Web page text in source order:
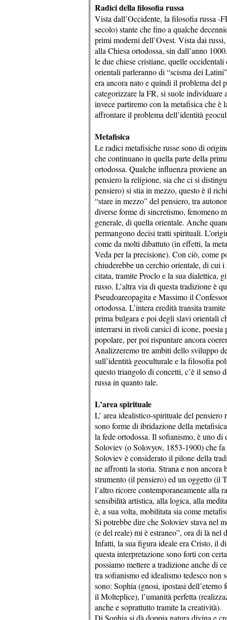
Radici della filosofia russa
Vista dall’Occidente, la filosofia russa
secolo) stante che fino a qualche
primi moderni dell’Ovest. Vista dai
alla Chiesa ortodossa, sin dall’anno
le due chiese cristiane, quelle
orientali parleranno di “scisma dei
era ancora nato e quindi il problema del
categorizzare la FR, si suole
invece partiremo con la metafisica che è
affrontare il problema dell’identità
Metafisica
Le radici metafisiche russe sono di
che continuano in quella parte della
ortodossa. Qualche influenza proviene
pensiero la religione, sia che ci si
pensiero) si stia in mezzo, questo è il
“stare in mezzo” del pensiero, tra
diverse forme di sincretismo, fenomeno
generale, di quella orientale. Anche
permangono decisi tratti spirituali.
come da molti dibattuto (in effetti, la
Veda per la precisione). Con ciò, come
chiuderebbe un cerchio orientale, di cui i
citata, tramite Proclo e la sua dialettica,
russo. L’altra via di questa tradizione è
Pseudoareopagita e Massimo il
ortodossa. L’intera eredità transita
prima bulgara e poi degli slavi orientali
interrarsi in rivoli carsici di icone, poesia
popolare, per poi rispuntare ancora
Analizzeremo tre ambiti dello sviluppo
sull’identità geoculturale e la filosofia
questo triangolo di concetti, c’è il senso
russa in quanto tale.
L’area spirituale
L’ area idealistico-spirituale del
sono forme di ibridazione della
la fede ortodossa. Il sofianismo, è uno
Soloviev (o Solovyov, 1853-1900) che
Soloviev è considerato il pilone della
ne affronti la storia. Strana e non ancora
strumento (il pensiero) ed un oggetto (il
l’altro ricorre contemporaneamente alla
sensibilità artistica, alla logica, alla
è, a sua volta, mobilitata sia come
Si potrebbe dire che Soloviev stava nel
(e del reale) mi è estraneo”, ora di là nel
Infatti, la sua figura ideale era Cristo, il
questa interpretazione sono forti con
possiamo mettere a tradizione anche di
tra sofianismo ed idealismo tedesco non
sono: Sophia (gnosi, ipostasi
il Molteplice), l’umanità perfetta
anche e soprattutto tramite la creatività).
Di Sophia si dà doppia natura divina e